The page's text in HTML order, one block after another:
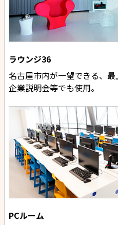
ラウンジ36
名古屋市内が一望できる、
企業説明会等でも使用。
PCルーム